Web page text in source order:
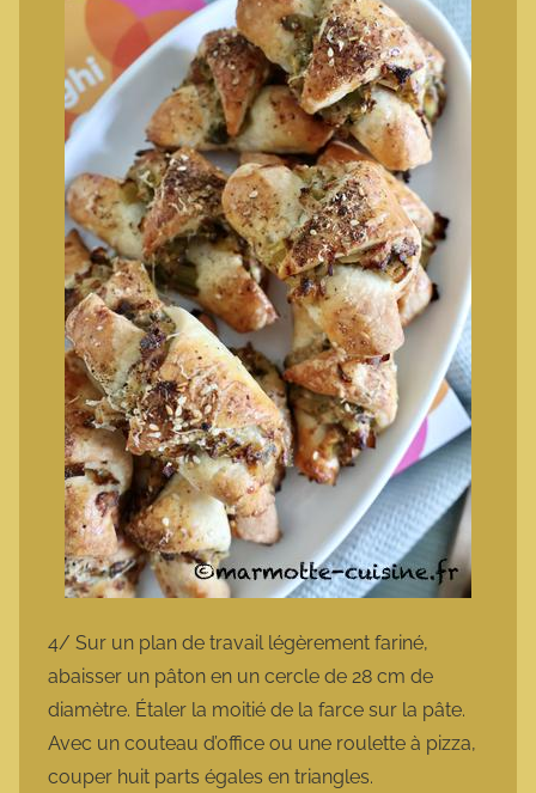
4/ Sur un plan de travail légèrement fariné,
abaisser un pâton en un cercle de 28 cm de
diamètre. Étaler la moitié de la farce sur la pâte.
Avec un couteau d’office ou une roulette à pizza,
couper huit parts égales en triangles.